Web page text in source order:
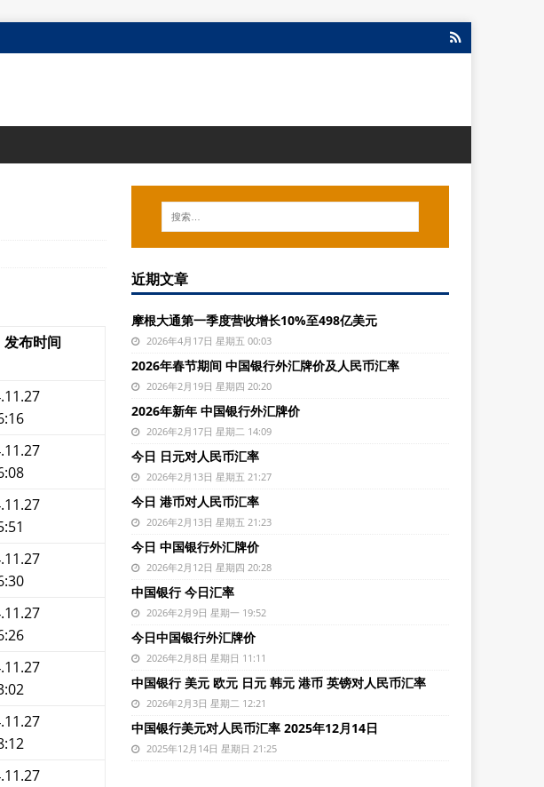
发布时间
近期文章
摩根大通第一季度营收增长10%至498亿美元
2026年4月17日 星期五 00:03
2026年春节期间 中国银行外汇牌价及人民币汇率
2026年2月19日 星期四 20:20
2026年新年 中国银行外汇牌价
2026年2月17日 星期二 14:09
今日 日元对人民币汇率
2026年2月13日 星期五 21:27
今日 港币对人民币汇率
2026年2月13日 星期五 21:23
今日 中国银行外汇牌价
2026年2月12日 星期四 20:28
中国银行 今日汇率
2026年2月9日 星期一 19:52
今日中国银行外汇牌价
2026年2月8日 星期日 11:11
中国银行 美元 欧元 日元 韩元 港币 英镑对人民币汇率
2026年2月3日 星期二 12:21
中国银行美元对人民币汇率 2025年12月14日
2025年12月14日 星期日 21:25